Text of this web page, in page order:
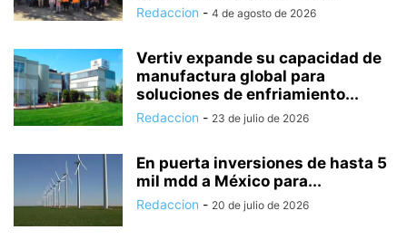
Redaccion - 4 de agosto de 2026
Vertiv expande su capacidad de
manufactura global para
soluciones de enfriamiento...
Redaccion - 23 de julio de 2026
En puerta inversiones de hasta 5
mil mdd a México para...
Redaccion - 20 de julio de 2026